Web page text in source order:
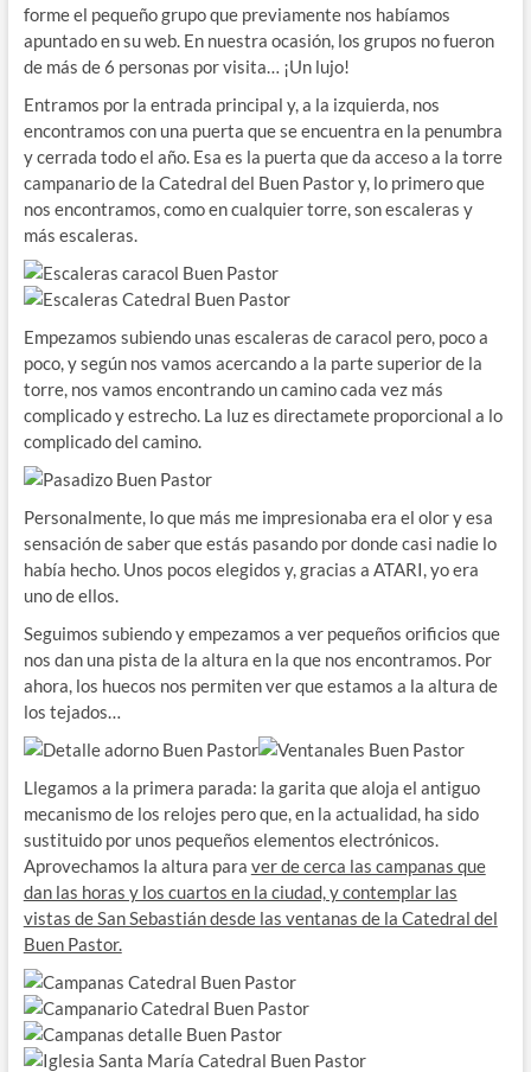
forme el pequeño grupo que previamente nos habíamos
apuntado en su web. En nuestra ocasión, los grupos no fueron
de más de 6 personas por visita… ¡Un lujo!
Entramos por la entrada principal y, a la izquierda, nos
encontramos con una puerta que se encuentra en la penumbra
y cerrada todo el año. Esa es la puerta que da acceso a la torre
campanario de la Catedral del Buen Pastor y, lo primero que
nos encontramos, como en cualquier torre, son escaleras y
más escaleras.
Empezamos subiendo unas escaleras de caracol pero, poco a
poco, y según nos vamos acercando a la parte superior de la
torre, nos vamos encontrando un camino cada vez más
complicado y estrecho. La luz es directamete proporcional a lo
complicado del camino.
Personalmente, lo que más me impresionaba era el olor y esa
sensación de saber que estás pasando por donde casi nadie lo
había hecho. Unos pocos elegidos y, gracias a ATARI, yo era
uno de ellos.
Seguimos subiendo y empezamos a ver pequeños orificios que
nos dan una pista de la altura en la que nos encontramos. Por
ahora, los huecos nos permiten ver que estamos a la altura de
los tejados…
Llegamos a la primera parada: la garita que aloja el antiguo
mecanismo de los relojes pero que, en la actualidad, ha sido
sustituido por unos pequeños elementos electrónicos.
Aprovechamos la altura para ver de cerca las campanas que
dan las horas y los cuartos en la ciudad, y contemplar las
vistas de San Sebastián desde las ventanas de la Catedral del
Buen Pastor.